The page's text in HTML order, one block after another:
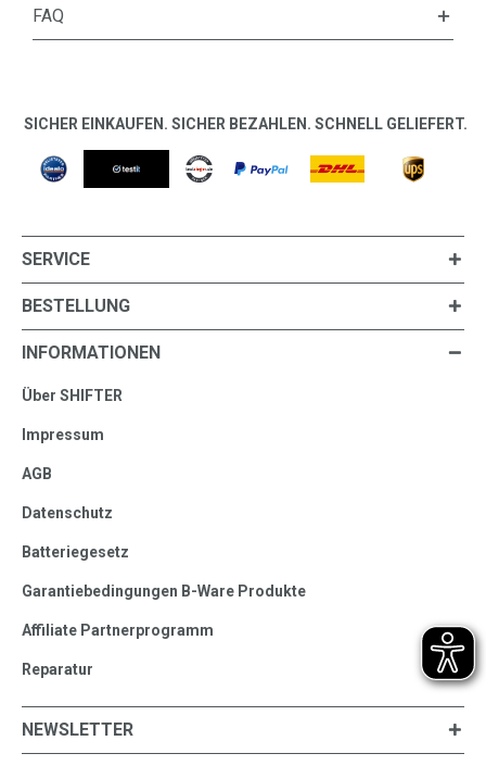
FAQ
SICHER EINKAUFEN. SICHER BEZAHLEN. SCHNELL GELIEFERT.
SERVICE
BESTELLUNG
INFORMATIONEN
Über SHIFTER
Impressum
AGB
Datenschutz
Batteriegesetz
Garantiebedingungen B-Ware Produkte
Affiliate Partnerprogramm
Reparatur
NEWSLETTER